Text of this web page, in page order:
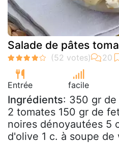
Salade de pâtes
Entrée facile
Ingrédients: 350 gr de
2 tomates 150 gr de
noires dénoyautées 5
d'olive 1 c. à soupe de